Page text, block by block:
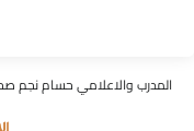
المدرب والاعلامي حسام